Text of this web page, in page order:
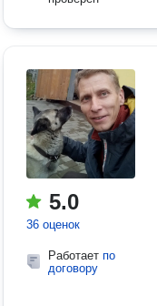
5.0
36 оценок
Работает по
договору